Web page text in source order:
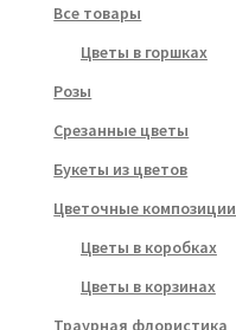
Все товары
Цветы в горшках
Розы
Срезанные цветы
Букеты из цветов
Цветочные композиции
Цветы в коробках
Цветы в корзинах
Траурная флористика